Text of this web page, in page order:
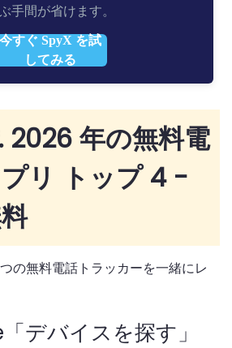
手間が省けます。
今すぐ SpyX を試
してみる
2026 年の無料電
リ トップ 4 -
の無料電話トラッカーを一緒にレ
デバイスを探す」